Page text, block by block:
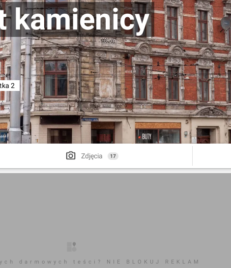
kamienicy
2
Zdjęcia 17
darmowych teści? NIE BLOKUJ REKLAM